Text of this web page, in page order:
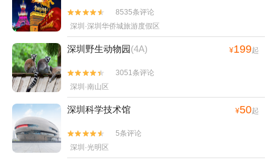


8535条评论
深圳·深圳华侨城旅游度假区
深圳野生动物园(4A) ¥199起


3051条评论
深圳·南山区
深圳科学技术馆 ¥50起


5条评论
深圳·光明区